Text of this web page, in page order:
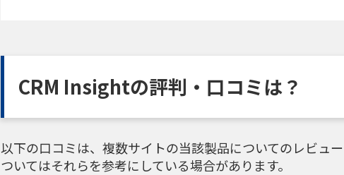
CRM Insightの評判・口コミは？
以下の口コミは、複数サイトの当該製品についてのレビュ
ついてはそれらを参考にしている場合があります。